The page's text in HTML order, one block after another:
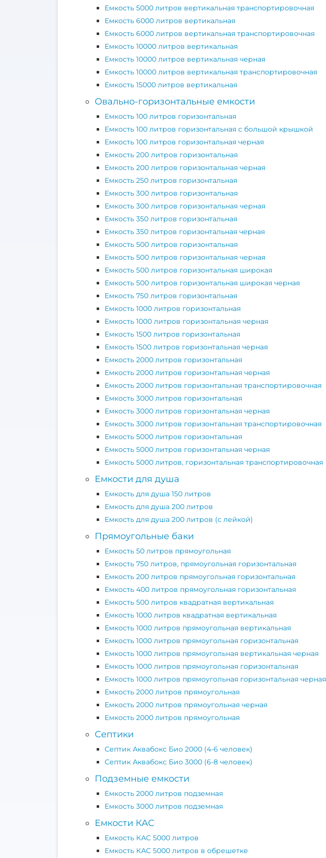
Емкость 5000 литров вертикальная транспортировочная
Емкость 6000 литров вертикальная
Емкость 6000 литров вертикальная транспортировочная
Емкость 10000 литров вертикальная
Емкость 10000 литров вертикальная черная
Емкость 10000 литров вертикальная транспортировочная
Емкость 15000 литров вертикальная
Овально-горизонтальные емкости
Емкость 100 литров горизонтальная
Емкость 100 литров горизонтальная с большой крышкой
Емкость 100 литров горизонтальная черная
Емкость 200 литров горизонтальная
Емкость 200 литров горизонтальная черная
Емкость 250 литров горизонтальная
Емкость 300 литров горизонтальная
Емкость 300 литров горизонтальная черная
Емкость 350 литров горизонтальная
Емкость 350 литров горизонтальная черная
Емкость 500 литров горизонтальная
Емкость 500 литров горизонтальная черная
Емкость 500 литров горизонтальная широкая
Емкость 500 литров горизонтальная широкая черная
Емкость 750 литров горизонтальная
Емкость 1000 литров горизонтальная
Емкость 1000 литров горизонтальная черная
Емкость 1500 литров горизонтальная
Емкость 1500 литров горизонтальная черная
Емкость 2000 литров горизонтальная
Емкость 2000 литров горизонтальная черная
Емкость 2000 литров горизонтальная транспортировочная
Емкость 3000 литров горизонтальная
Емкость 3000 литров горизонтальная черная
Емкость 3000 литров горизонтальная транспортировочная
Емкость 5000 литров горизонтальная
Емкость 5000 литров горизонтальная черная
Емкость 5000 литров, горизонтальная транспортировочная
Емкости для душа
Емкость для душа 150 литров
Емкость для душа 200 литров
Емкость для душа 200 литров (с лейкой)
Прямоугольные баки
Емкость 50 литров прямоугольная
Емкость 750 литров, прямоугольная горизонтальная
Емкость 200 литров прямоугольная горизонтальная
Емкость 400 литров прямоугольная горизонтальная
Емкость 500 литров квадратная вертикальная
Емкость 1000 литров квадратная вертикальная
Емкость 1000 литров прямоугольная вертикальная
Емкость 1000 литров прямоугольная горизонтальная
Емкость 1000 литров прямоугольная вертикальная черная
Емкость 1000 литров прямоугольная горизонтальная
Емкость 1000 литров прямоугольная горизонтальная черная
Емкость 2000 литров прямоугольная
Емкость 2000 литров прямоугольная черная
Емкость 2000 литров прямоугольная
Септики
Септик Аквабокс Био 2000 (4-6 человек)
Септик Аквабокс Био 3000 (6-8 человек)
Подземные емкости
Емкость 2000 литров подземная
Емкость 3000 литров подземная
Емкости КАС
Емкость КАС 5000 литров
Емкость КАС 5000 литров в обрешетке